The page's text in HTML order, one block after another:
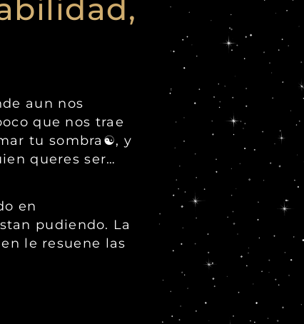
aun nos
que nos trae
tu sombra☯️, y
queres ser…
en
pudiendo. La
le resuene las